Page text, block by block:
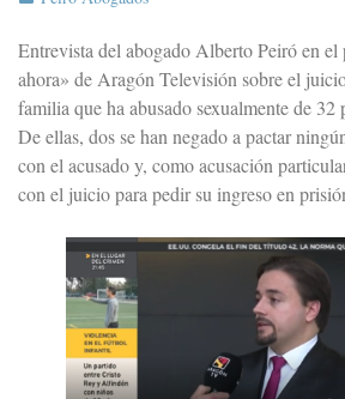
Entrevista del abogado Alberto Peiró en
ahora» de Aragón Televisión sobre el
familia que ha abusado sexualmente de 32
De ellas, dos se han negado a pactar
con el acusado y, como acusación
con el juicio para pedir su ingreso en